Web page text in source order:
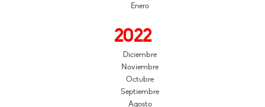
Enero
2022
Diciembre
Noviembre
Octubre
Septiembre
Agosto